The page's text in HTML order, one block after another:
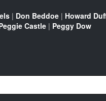
| Don Beddoe | Howard
Castle | Peggy Dow